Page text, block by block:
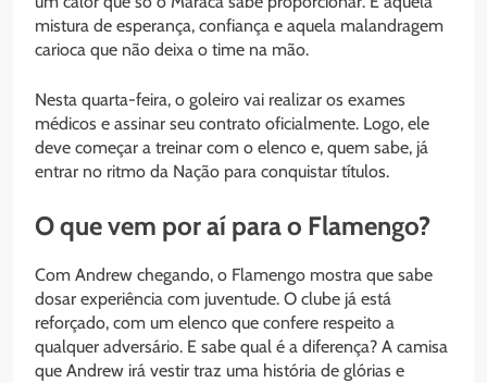
mistura de esperança, confiança e aquela malandragem
carioca que não deixa o time na mão.
Nesta quarta-feira, o goleiro vai realizar os exames
médicos e assinar seu contrato oficialmente. Logo, ele
deve começar a treinar com o elenco e, quem sabe, já
entrar no ritmo da Nação para conquistar títulos.
O que vem por aí para o Flamengo?
Com Andrew chegando, o Flamengo mostra que sabe
dosar experiência com juventude. O clube já está
reforçado, com um elenco que confere respeito a
qualquer adversário. E sabe qual é a diferença? A camisa
que Andrew irá vestir traz uma história de glórias e